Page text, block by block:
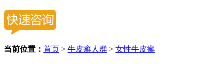
当前位置： 首页 > 牛皮癣人群 > 女性牛皮癣